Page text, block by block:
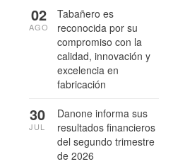
Tabañero es
reconocida por su
compromiso con la
calidad, innovación y
excelencia en
fabricación
02
AGO
Danone informa sus
resultados financieros
del segundo trimestre
de 2026
30
JUL